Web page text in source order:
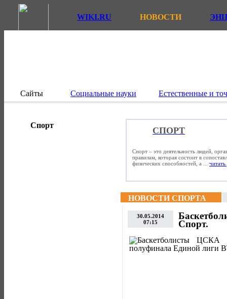
WIKI.RU НОВОСТИ
Сайты Социальные науки Естественные и
Спорт
СПОРТ
Спорт – это деятельность людей,
правилам, которая состоит в
физических способностей, а ... читать
НОВОСТИ СПОРТА
30.05.2014
07:15
Спорт.